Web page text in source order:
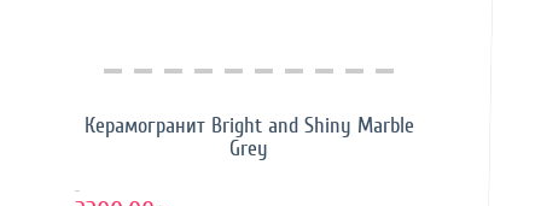
Купить в 1 клик
Керамогранит Bright and Shiny Marble
Grey
..